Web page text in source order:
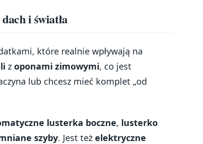
i światła
które realnie wpływają na
z oponami zimowymi, co jest
lub chcesz mieć komplet „od
lusterka boczne, lusterko
szyby. Jest też elektryczne